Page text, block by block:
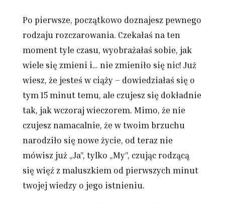
Po pierwsze, początkowo doznajesz pewnego
rodzaju rozczarowania. Czekałaś na ten
moment tyle czasu, wyobrażałaś sobie, jak
wiele się zmieni i… nie zmieniło się nic! Już
wiesz, że jesteś w ciąży – dowiedziałaś się o
tym 15 minut temu, ale czujesz się dokładnie
tak, jak wczoraj wieczorem. Mimo, że nie
czujesz namacalnie, że w twoim brzuchu
narodziło się nowe życie, od teraz nie
mówisz już „Ja”, tylko „My”, czując rodzącą
się więź z maluszkiem od pierwszych minut
twojej wiedzy o jego istnieniu.